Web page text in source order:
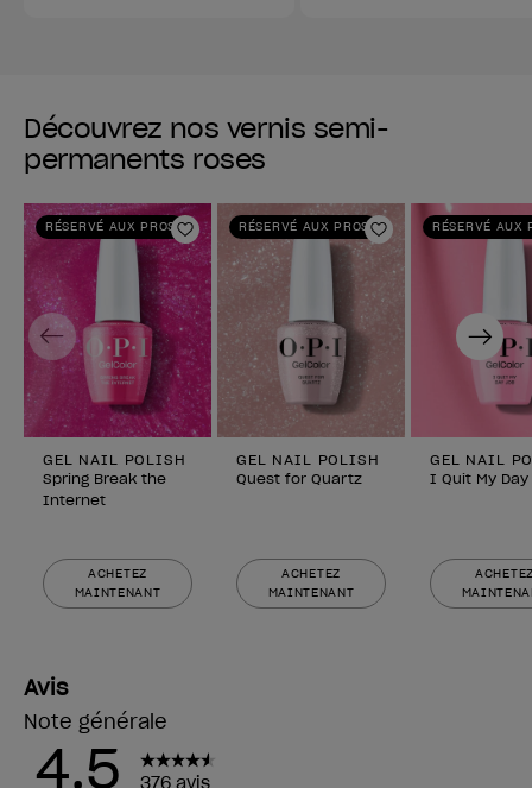
Découvrez nos vernis semi-
permanents roses
RÉSERVÉ AUX PROS
Ajouter aux favoris
GEL NAIL POLISH
Spring Break the
Internet
ACHETEZ
MAINTENANT
RÉSERVÉ AUX PROS
Ajouter aux
GEL NAIL POLISH
Quest for Quartz
ACHETEZ
MAINTENANT
RÉSERVÉ AUX
GEL NAIL
I Quit My
Previous Next